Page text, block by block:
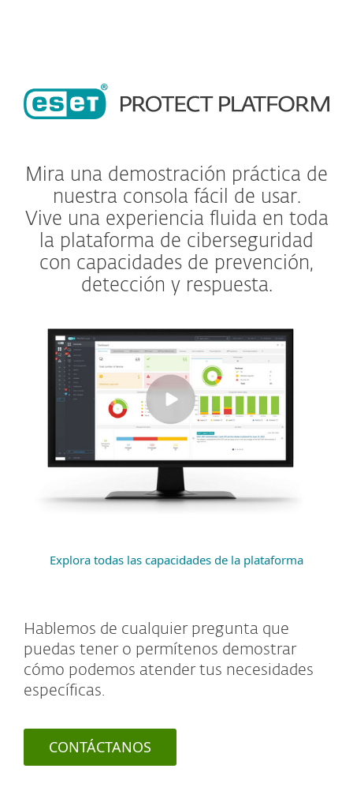
Mira una demostración práctica de
nuestra consola fácil de usar.
Vive una experiencia fluida en toda
la plataforma de ciberseguridad
con capacidades de prevención,
detección y respuesta.
Explora todas las capacidades de la plataforma
Hablemos de cualquier pregunta que
puedas tener o permítenos demostrar
cómo podemos atender tus necesidades
específicas.
CONTÁCTANOS